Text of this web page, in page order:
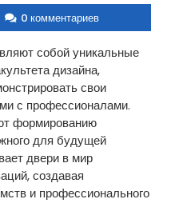
0 комментариев
собой уникальные
дизайна,
свои
с профессионалами.
формированию
для будущей
двери в мир
создавая
и профессионального